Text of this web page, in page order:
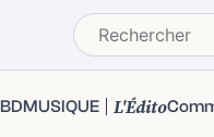
BDMUSIQUE L'Édito